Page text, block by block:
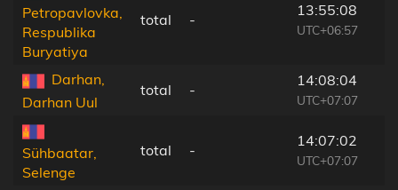
Petropavlovka,
Respublika
Buryatiya
total -
13:55:08
UTC+06:57
Darhan,
Darhan Uul
total -
14:08:04
UTC+07:07
Sühbaatar,
Selenge
total -
14:07:02
UTC+07:07